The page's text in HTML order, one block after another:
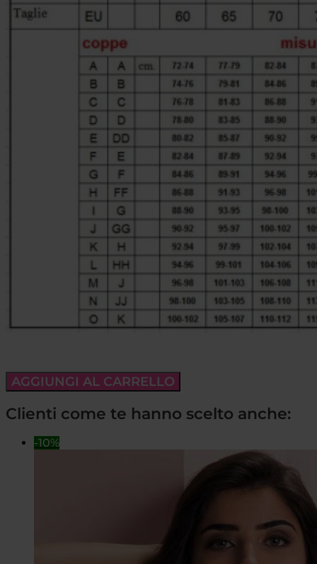
AGGIUNGI AL CARRELLO
Clienti come te hanno scelto anche:
-10%